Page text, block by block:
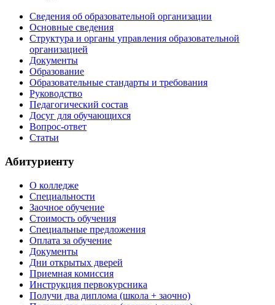
Сведения об образовательной организации
Основные сведения
Структура и органы управления образовательной
организацией
Документы
Образование
Образовательные стандарты и требования
Руководство
Педагогический состав
Досуг для обучающихся
Вопрос-ответ
Статьи
Абитуриенту
О колледже
Специальности
Заочное обучение
Стоимость обучения
Специальные предложения
Оплата за обучение
Документы
Дни открытых дверей
Приемная комиссия
Инструкция первокурсника
Получи два диплома (школа + заочно)